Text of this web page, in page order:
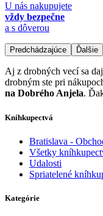
U nás nakupujete
vždy bezpečne
a s dôverou
Predchádzajúce Ďalšie
Aj z drobných vecí sa
drobným ste pri
na Dobrého Anjela.
Kníhkupectvá
Bratislava -
Všetky
Udalosti
Spriatelené
Kategórie